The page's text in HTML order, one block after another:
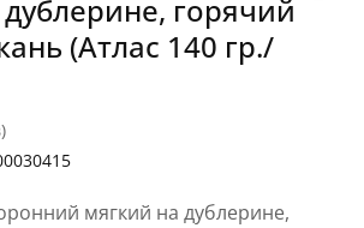
горячий
(Атлас 140 гр./
мягкий на дублерине,